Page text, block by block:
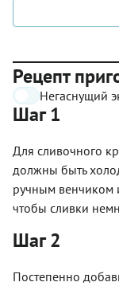
Рецепт
Негаснущий
Шаг 1
Для сливочного
должны быть
ручным венчиком
чтобы сливки
Шаг 2
Постепенно